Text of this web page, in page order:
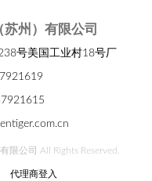
州）有限公司
号美国工业村18号厂
公司 All Rights Reserved.
代理商登入